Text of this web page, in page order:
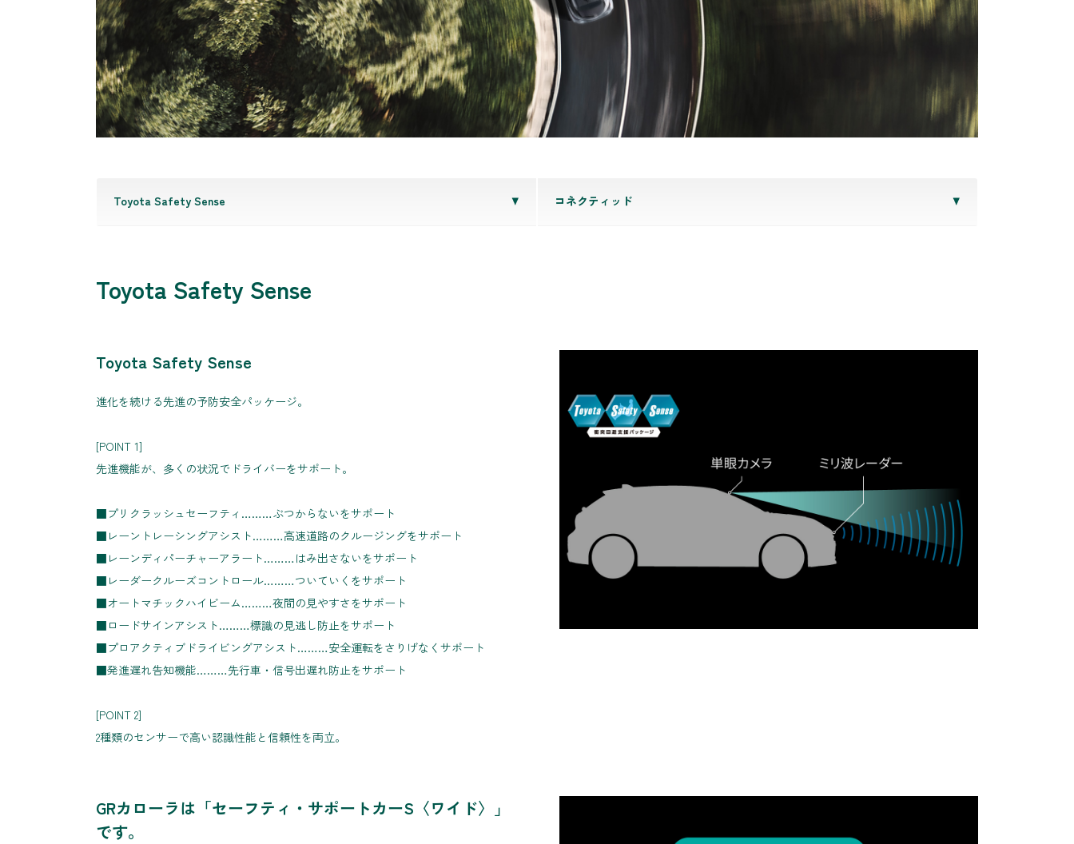
Toyota Safety Sense コネクティッド
Toyota Safety Sense
Toyota Safety Sense
進化を続ける先進の予防安全パッケージ。
[POINT 1]
先進機能が、多くの状況でドライバーをサポート。
■プリクラッシュセーフティ………ぶつからないをサポート
■レーントレーシングアシスト………高速道路のクルージングをサポート
■レーンディパーチャーアラート………はみ出さないをサポート
■レーダークルーズコントロール………ついていくをサポート
■オートマチックハイビーム………夜間の見やすさをサポート
■ロードサインアシスト………標識の見逃し防止をサポート
■プロアクティブドライビングアシスト………安全運転をさりげなくサポート
■発進遅れ告知機能………先行車・信号出遅れ防止をサポート
[POINT 2]
2種類のセンサーで高い認識性能と信頼性を両立。
GRカローラは「セーフティ・サポートカーS〈ワイド〉」
です。